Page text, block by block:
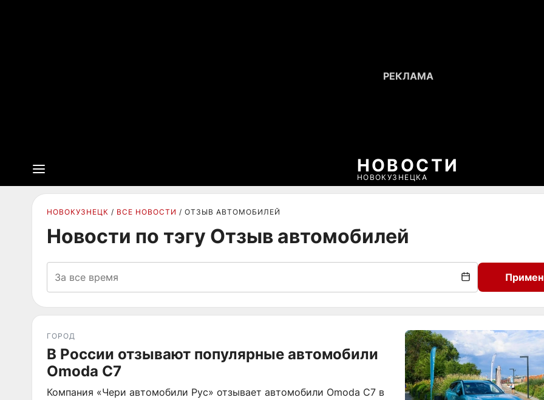
НОВОСТИ
НОВОКУЗНЕЦКА
НОВОКУЗНЕЦК ВСЕ НОВОСТИ ОТЗЫВ АВТОМОБИЛЕЙ
Новости по тэгу Отзыв автомобилей
ГОРОД
В России отзывают популярные автомобили
Omoda C7
Компания «Чери автомобили Рус» отзывает автомобили Omoda C7 в